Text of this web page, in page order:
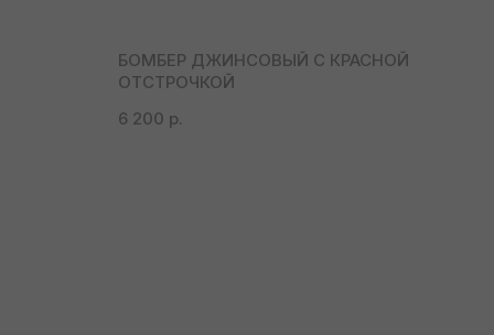
БОМБЕР ДЖИНСОВЫЙ С КРАСНОЙ
ОТСТРОЧКОЙ
6 200 р.